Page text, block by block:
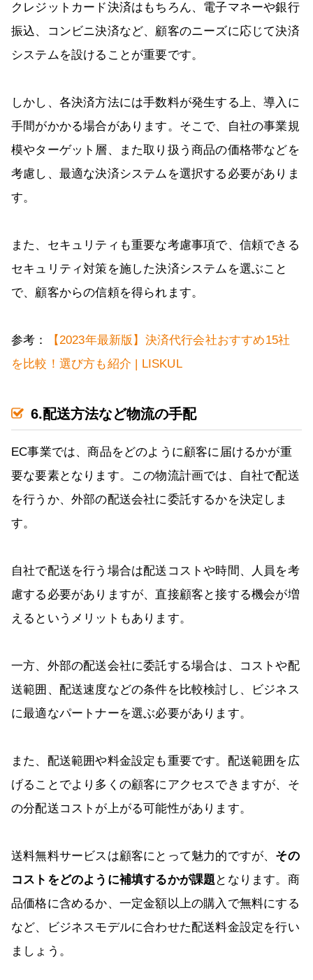
クレジットカード決済はもちろん、電子マネーや銀行
振込、コンビニ決済など、顧客のニーズに応じて決済
システムを設けることが重要です。
しかし、各決済方法には手数料が発生する上、導入に
手間がかかる場合があります。そこで、自社の事業規
模やターゲット層、また取り扱う商品の価格帯などを
考慮し、最適な決済システムを選択する必要がありま
す。
また、セキュリティも重要な考慮事項で、信頼できる
セキュリティ対策を施した決済システムを選ぶこと
で、顧客からの信頼を得られます。
参考：
【2023年最新版】決済代行会社おすすめ15社
を比較！選び方も紹介 | LISKUL
6.配送方法など物流の手配
EC事業では、商品をどのように顧客に届けるかが重
要な要素となります。この物流計画では、自社で配送
を行うか、外部の配送会社に委託するかを決定しま
す。
自社で配送を行う場合は配送コストや時間、人員を考
慮する必要がありますが、直接顧客と接する機会が増
えるというメリットもあります。
一方、外部の配送会社に委託する場合は、コストや配
送範囲、配送速度などの条件を比較検討し、ビジネス
に最適なパートナーを選ぶ必要があります。
また、配送範囲や料金設定も重要です。配送範囲を広
げることでより多くの顧客にアクセスできますが、そ
の分配送コストが上がる可能性があります。
送料無料サービスは顧客にとって魅力的ですが、 その
コストをどのように補填するかが課題 となります。商
品価格に含めるか、一定金額以上の購入で無料にする
など、ビジネスモデルに合わせた配送料金設定を行い
ましょう。